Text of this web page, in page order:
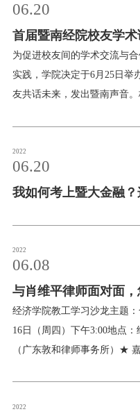
起了巨大的争论。我们首先
模型解决了估计中的生命周
分的研究对于代际流动的非
证证据。这些结果同时也引
我们的研究首次提出了传统
归背后的权重甚至有可能会
这些问题提出了一个由经济
对不平等和贫困的重视。使
06.20
首届暨南经院校友学
为促进校友间的学术交流与
实践，学院决定于6月25日举
友共话未来，发出暨南声音
郑贤暨南大学经济学院副院长8:30-8:40 致辞冯帅章
院院长主旨演讲：主持人： 黄
演讲1：代际流动的计量经济学 演讲人：王乐美国俄克拉荷马
10:10-10:50 主旨演讲3：
Networks 演讲人：方匡南厦
Loyalty and COVID-19
2022
06.20
我如何考上暨大金融
2022
06.08
与肖维平律师面对面
场学习沙龙！
经济学院教工学习沙龙主题
16日（周四）下午3:00地点
（广东敦和律师事务所）★
理的多个案件被阿里巴巴、
2022